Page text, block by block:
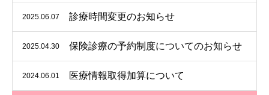
2025.06.07 診療時間変更のお知らせ
2025.04.30 保険診療の予約制度についてのお知らせ
2024.06.01 医療情報取得加算について